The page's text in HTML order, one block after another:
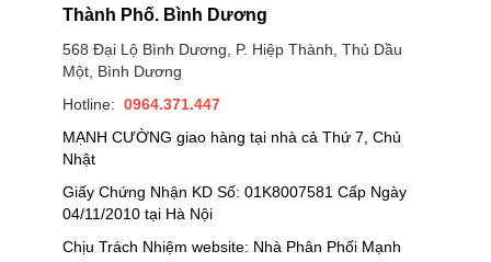
Thành Phố. Bình Dương
568 Đại Lộ Bình Dương, P. Hiệp Thành, Thủ Dầu
Một, Bình Dương
Hotline: 0964.371.447
MẠNH CƯỜNG giao hàng tại nhà cả Thứ 7, Chủ
Nhật
Giấy Chứng Nhận KD Số: 01K8007581 Cấp Ngày
04/11/2010 tại Hà Nội
Chịu Trách Nhiệm website: Nhà Phân Phối Mạnh